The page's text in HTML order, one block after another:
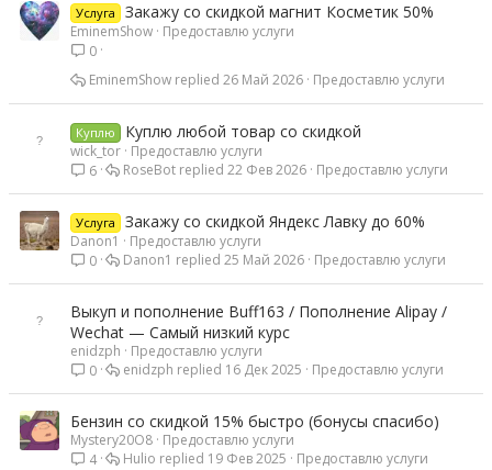
Услуга Закажу со скидкой магнит Косметик 50%
EminemShow Предоставлю услуги
0
Предоставлю услуги
26 Май 2026
EminemShow
Куплю Куплю любой товар со скидкой
wick_tor Предоставлю услуги
6
Предоставлю услуги
22 Фев 2026
RoseBot
Услуга Закажу со скидкой Яндекс Лавку до 60%
Danon1
Предоставлю услуги
0
Предоставлю услуги
25 Май 2026
Danon1
Выкуп и пополнение Buff163 / Пополнение Alipay /
Wechat — Самый низкий курс
enidzph
Предоставлю услуги
0
Предоставлю услуги
16 Дек 2025
enidzph
Бензин со скидкой 15% быстро (бонусы спасибо)
Mystery20O8 Предоставлю услуги
4
Предоставлю услуги
19 Фев 2025
Hulio